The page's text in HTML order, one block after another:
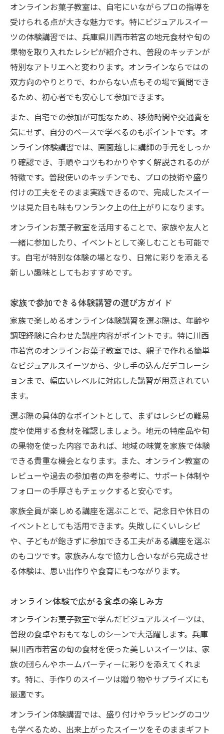
オンラインお菓子教室は、自宅にいながらプロの指導を
受けられる点が大きな魅力です。特にビジュアルスイー
ツの体験講習では、兵庫県川西市若宮の地元食材や旬の
果物を取り入れたレシピが紹介され、普段のキッチンが
特別なアトリエへと変わります。オンラインならではの
双方向のやりとりで、わからない点もその場で質問でき
るため、初心者でも安心して参加できます。
また、自宅での参加が可能なため、移動時間や交通費を
気にせず、自分のペースで学べるのもポイントです。オ
ンライン体験講習では、画面越しに講師の手元をしっか
り確認でき、手順やコツもわかりやすく解説されるのが
特徴です。普段使いのキッチンでも、プロの技術や盛り
付けの工夫をそのまま実践できるので、完成したスイー
ツは見た目も味もワンランク上の仕上がりになります。
オンラインお菓子教室を活用することで、家族や友人と
一緒に参加したり、イベントとして楽しむことも可能で
す。自宅が特別な体験の場となり、日常に彩りを添える
新しい趣味としてもおすすめです。
家族で参加できる体験講習の選び方ガイド
家族で楽しめるオンライン体験講習を選ぶ際は、年齢や
調理経験に合わせた講座内容がポイントです。特に川西
市若宮のオンラインお菓子教室では、親子で作れる簡単
なビジュアルスイーツから、少し手の込んだデコレーシ
ョンまで、幅広いレベルに対応した講習が用意されてい
ます。
選ぶ際の具体的なポイントとして、まずはレシピの難易
度や使用する食材を確認しましょう。地元の特産品や旬
の果物を使った内容であれば、地域の味覚を家族で体験
できる貴重な機会となります。また、オンライン教室の
レビューや過去の参加者の声を参考に、サポート体制や
フォローの手厚さもチェックすると安心です。
家族全員が楽しめる講座を選ぶことで、記念日や休日の
イベントとしても活用できます。失敗しにくいレシピ
や、子どもが飽きずに参加できる工夫がある講座を選ぶ
のもコツです。家族みんなで協力し合いながら完成させ
る体験は、思い出作りや食育にもつながります。
オンライン体験で広がる食卓の楽しみ方
オンラインお菓子教室で学んだビジュアルスイーツは、
普段の食卓やおもてなしのシーンで大活躍します。兵庫
県川西市若宮の旬の食材を使った美しいスイーツは、家
族の団らんやホームパーティーに彩りを添えてくれま
す。特に、手作りのスイーツは贈り物やサプライズにも
最適です。
オンライン体験講習では、盛り付けやラッピングのコツ
も学べるため、出来上がったスイーツをそのままギフト